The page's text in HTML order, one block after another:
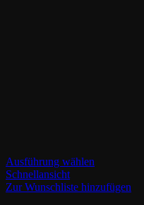
Ausführung wählen
weist
Schnellansicht
Zur Wunschliste hinzufügen